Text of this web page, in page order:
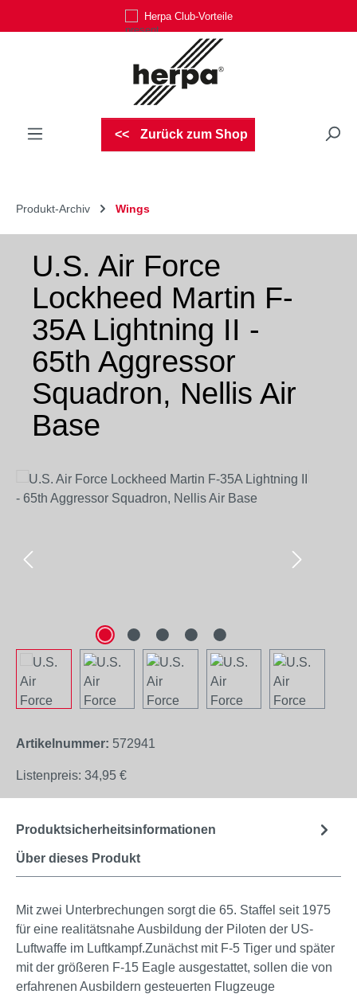
Zum Hauptinhalt springenHerpa Club-Vorteile
Zurück zum Shop
Produkt-Archiv Wings
U.S. Air Force
Lockheed Martin F-
35A Lightning II -
65th Aggressor
Squadron, Nellis Air
Base
Bildergalerie überspringen
Artikelnummer: 572941
Listenpreis: 34,95 €
Über dieses Produkt
Produktsicherheitsinformationen
Mit zwei Unterbrechungen sorgt die 65. Staffel seit 1975
für eine realitätsnahe Ausbildung der Piloten der US-
Luftwaffe im Luftkampf.Zunächst mit F-5 Tiger und später
mit der größeren F-15 Eagle ausgestattet, sollen die von
erfahrenen Ausbildern gesteuerten Flugzeuge